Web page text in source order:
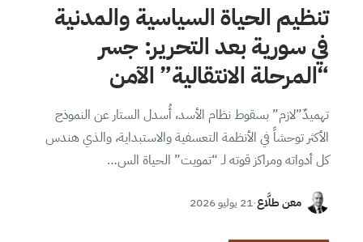
تنظيم الحياة السياسية والمدنية
في سورية بعد التحرير: جسر
“المرحلة الانتقالية” الآمن
تهميدٌ”لازم” بسقوط نظام الأسد، أُسدل الستار عن النموذج
الأكثر توحشاً في الأنظمة التعسفية والاستبداية، والذي هندس
كل أدواته ومراكز قوته لـ “تمويت” الحياة الس…
معن طلَّاع·21 يوليو 2026